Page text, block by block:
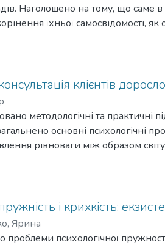
Наголошено на тому, що
їхньої самосвідомості, як
курсантів
військово-професійній сфері.
клієнтів
методологічні та практичні
основні психологічні
рівноваги між образом
рівноваги; розглянуто аспекти
і крихкість:
Ярина
проблеми психологічної